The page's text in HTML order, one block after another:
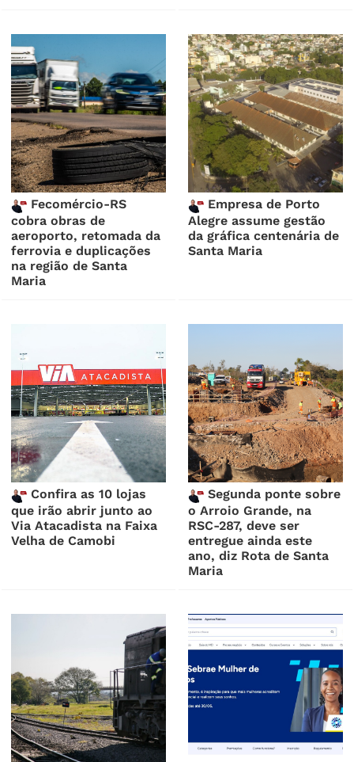
Fecomércio-RS
cobra obras de
aeroporto, retomada da
ferrovia e duplicações
na região de Santa
Maria
Empresa de Porto
Alegre assume gestão
da gráfica centenária de
Santa Maria
Confira as 10 lojas
que irão abrir junto ao
Via Atacadista na Faixa
Velha de Camobi
Segunda ponte sobre
o Arroio Grande, na
RSC-287, deve ser
entregue ainda este
ano, diz Rota de Santa
Maria